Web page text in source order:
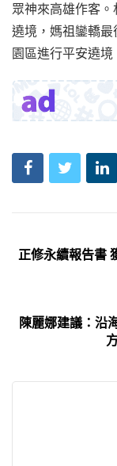
眾神來高雄作客
遶境，媽祖鑾轎
園區進行平安遶
正修永續報告書
陳麗娜建議：沿